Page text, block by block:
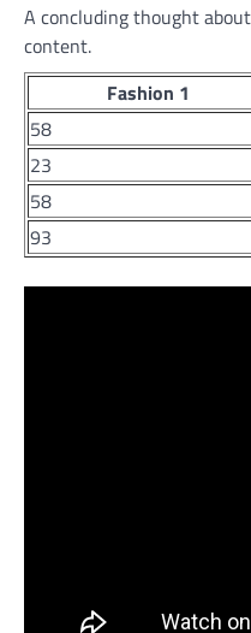
A concluding thought
content.
Fashion 1
58
23
58
93